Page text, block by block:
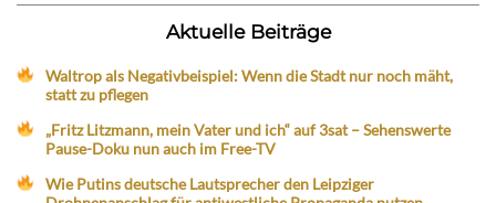
Aktuelle Beiträge
Waltrop als Negativbeispiel: Wenn die Stadt nur noch mäht,
statt zu pflegen
„Fritz Litzmann, mein Vater und ich“ auf 3sat – Sehenswerte
Pause-Doku nun auch im Free-TV
Wie Putins deutsche Lautsprecher den Leipziger